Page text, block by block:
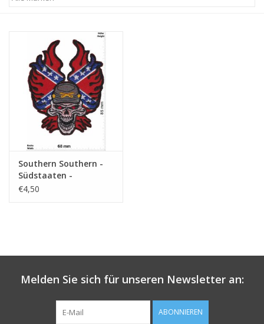
Schlüsselanhänger
Aufkleber
Southern Southern -
Südstaaten -
Totenkopf
€4,50
Melden Sie sich für unseren Newsletter an:
ABONNIEREN